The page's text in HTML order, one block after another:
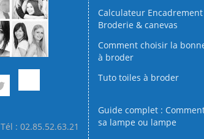
Tél : 02.85.52.63.21
Calculateur Encadrement
Broderie & canevas
Comment choisir la
à broder
Tuto toiles à broder
Guide complet :
sa lampe ou lampe